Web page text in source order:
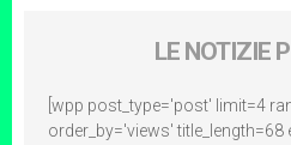
LE NOTIZIE
[wpp post_type='post' limit=4
order_by='views' title_length=68